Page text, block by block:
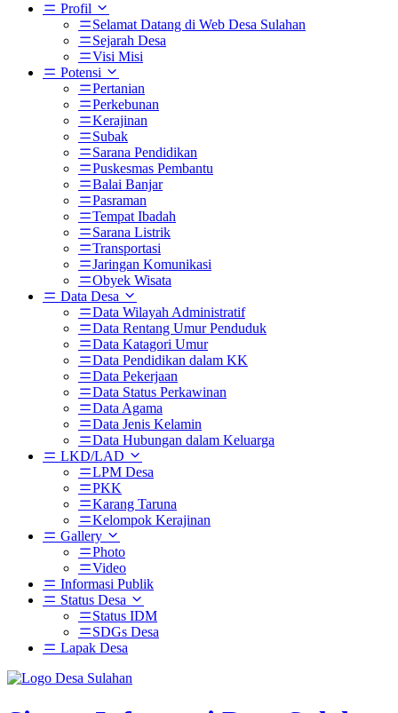
Profil
Selamat Datang di Web Desa Sulahan
Sejarah Desa
Visi Misi
Potensi
Pertanian
Perkebunan
Kerajinan
Subak
Sarana Pendidikan
Puskesmas Pembantu
Balai Banjar
Pasraman
Tempat Ibadah
Sarana Listrik
Transportasi
Jaringan Komunikasi
Obyek Wisata
Data Desa
Data Wilayah Administratif
Data Rentang Umur Penduduk
Data Katagori Umur
Data Pendidikan dalam KK
Data Pekerjaan
Data Status Perkawinan
Data Agama
Data Jenis Kelamin
Data Hubungan dalam Keluarga
LKD/LAD
LPM Desa
PKK
Karang Taruna
Kelompok Kerajinan
Gallery
Photo
Video
Informasi Publik
Status Desa
Status IDM
SDGs Desa
Lapak Desa